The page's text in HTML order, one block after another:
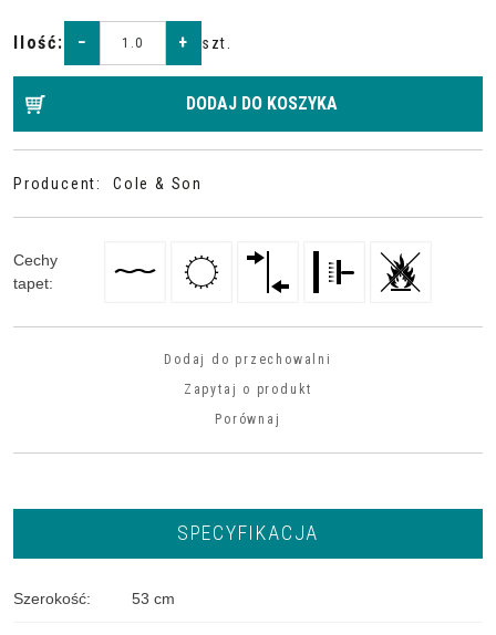
Ilość: − + szt.
DODAJ DO KOSZYKA
Producent: Cole & Son
Cechy
tapet:
Dodaj do przechowalni
Zapytaj o produkt
Porównaj
SPECYFIKACJA
Szerokość: 53 cm